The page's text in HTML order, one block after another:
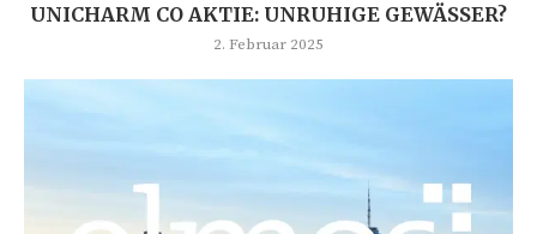
UNICHARM CO AKTIE: UNRUHIGE GEWÄSSER?
2. Februar 2025